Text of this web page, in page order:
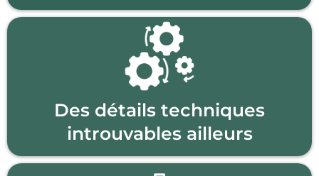
Des détails techniques
introuvables ailleurs